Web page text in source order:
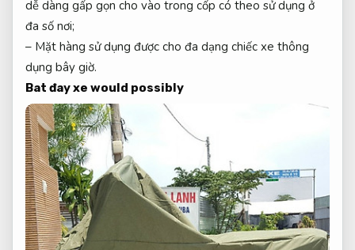
dễ dàng gấp gọn cho vào trong cốp có theo sử dụng ở
đa số nơi;
– Mặt hàng sử dụng được cho đa dạng chiếc xe thông
dụng bây giờ.
Bat đay xe would possibly